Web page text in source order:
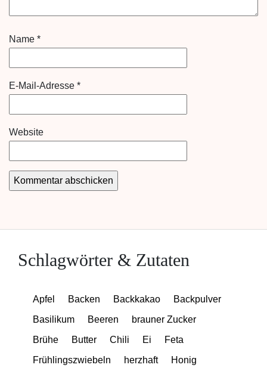
Name *
E-Mail-Adresse *
Website
Schlagwörter & Zutaten
Apfel Backen Backkakao
Backpulver
Basilikum
Beeren
brauner Zucker
Brühe
Butter Chili Ei
Feta
Frühlingszwiebeln
herzhaft
Honig